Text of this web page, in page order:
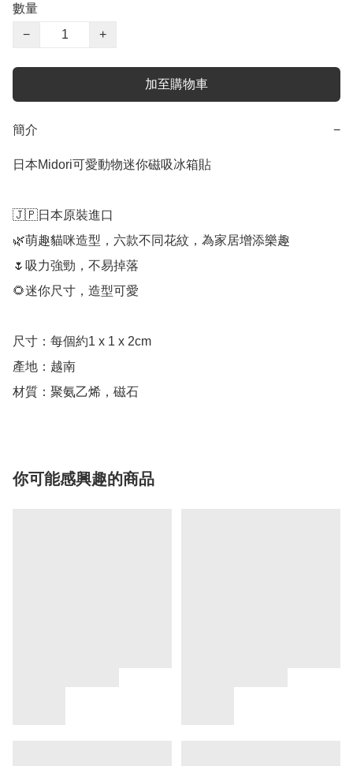
數量
−
+
加至購物車
簡介 −
日本Midori可愛動物迷你磁吸冰箱貼
🇯🇵日本原裝進口
🌿萌趣貓咪造型，六款不同花紋，為家居增添樂趣
🌷吸力強勁，不易掉落
🌻迷你尺寸，造型可愛
尺寸：每個約1 x 1 x 2cm
產地：越南
材質：聚氨乙烯，磁石
你可能感興趣的商品